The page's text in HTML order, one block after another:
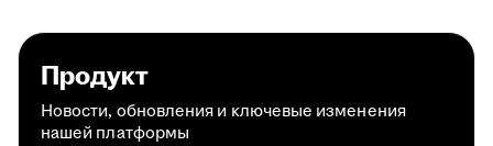
Продукт
Новости, обновления и ключевые изменения
нашей платформы